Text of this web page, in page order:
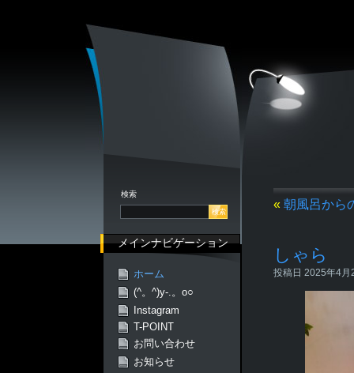
« 朝風呂から
しゃら
投稿日 2025年4
検索
メインナビゲーション
ホーム
(^。^)y-.。o○
Instagram
T-POINT
お問い合わせ
お知らせ